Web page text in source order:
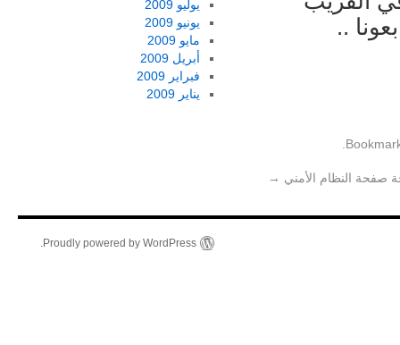
..
صفحة النظام الأمني →
يوليو 2009
يونيو 2009
مايو 2009
أبريل 2009
فبراير 2009
يناير 2009
Proudly powered by WordPress.